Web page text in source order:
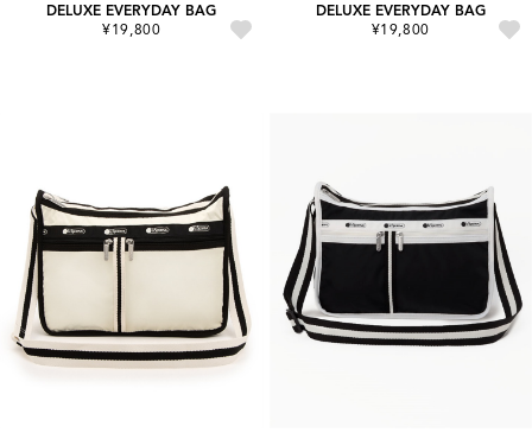
DELUXE EVERYDAY BAG
¥19,800
DELUXE EVERYDAY BAG
¥19,800